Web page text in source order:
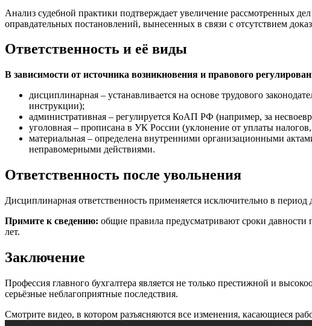
Анализ судебной практики подтверждает увеличение рассмотренных
оправдательных постановлений, вынесенных в связи с отсутствием
Ответственность и её виды
В зависимости от источника возникновения и правового
дисциплинарная – устанавливается на основе трудового
инструкции);
административная – регулируется КоАП РФ (например, за
уголовная – прописана в УК России (уклонение от уплаты
материальная – определена внутренними организационными
неправомерными действиями.
Ответственность после увольнения
Дисциплинарная ответственность применяется исключительно в
Примите к сведению: общие правила предусматривают сроки давности
лет.
Заключение
Профессия главного бухгалтера является не только престижной и
серьёзные неблагоприятные последствия.
Смотрите видео, в котором разъясняются все изменения, касающиеся